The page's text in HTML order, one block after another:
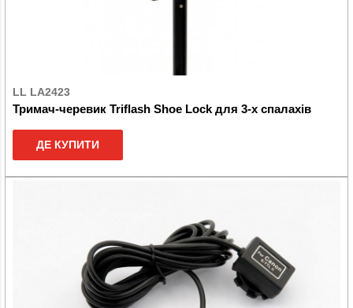
LL LA2423
Тримач-черевик Triflash Shoe Lock для 3-х спалахів
ДЕ КУПИТИ